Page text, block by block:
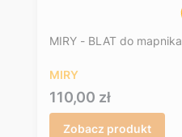
MIRY - BLAT do mapnika
MIRY
Cena
110,00 zł
Zobacz produkt